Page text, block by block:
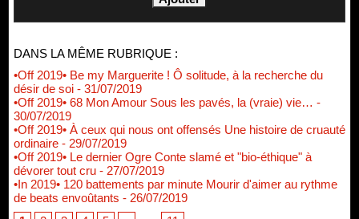
DANS LA MÊME RUBRIQUE :
•Off 2019• Be my Marguerite ! Ô solitude, à la recherche du
désir de soi - 31/07/2019
•Off 2019• 68 Mon Amour Sous les pavés, la (vraie) vie… -
30/07/2019
•Off 2019• À ceux qui nous ont offensés Une histoire de cruauté
ordinaire - 29/07/2019
•Off 2019• Le dernier Ogre Conte slamé et "bio-éthique" à
dévorer tout cru - 27/07/2019
•In 2019• 120 battements par minute Mourir d'aimer au rythme
de beats envoûtants - 26/07/2019